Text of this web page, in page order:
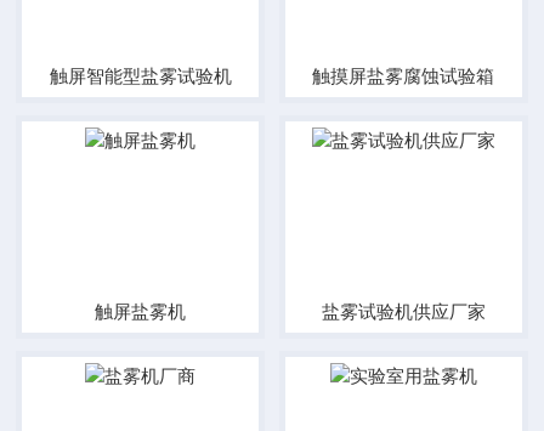
触屏智能型盐雾试验机 触摸屏盐雾腐蚀试验箱
触屏盐雾机 盐雾试验机供应厂家